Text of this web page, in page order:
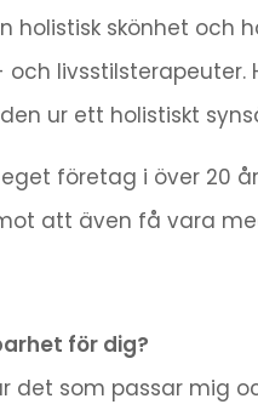
holistisk skönhet och
och
ur ett holistiskt
företag i över 20
att även få vara
för dig?
det som passar mig